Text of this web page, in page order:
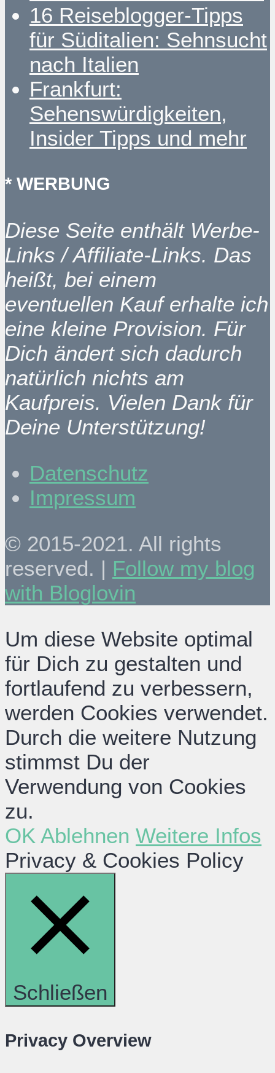
16 Reiseblogger-Tipps
für Süditalien: Sehnsucht
nach Italien
Frankfurt:
Sehenswürdigkeiten,
Insider Tipps und mehr
* WERBUNG
Diese Seite enthält Werbe-
Links / Affiliate-Links. Das
heißt, bei einem
eventuellen Kauf erhalte ich
eine kleine Provision. Für
Dich ändert sich dadurch
natürlich nichts am
Kaufpreis. Vielen Dank für
Deine Unterstützung!
Datenschutz
Impressum
© 2015-2021. All rights
reserved. | Follow my blog
with Bloglovin
Um diese Website optimal
für Dich zu gestalten und
fortlaufend zu verbessern,
werden Cookies verwendet.
Durch die weitere Nutzung
stimmst Du der
Verwendung von Cookies
zu.
OK Ablehnen Weitere Infos
Privacy & Cookies Policy
Schließen
Privacy Overview